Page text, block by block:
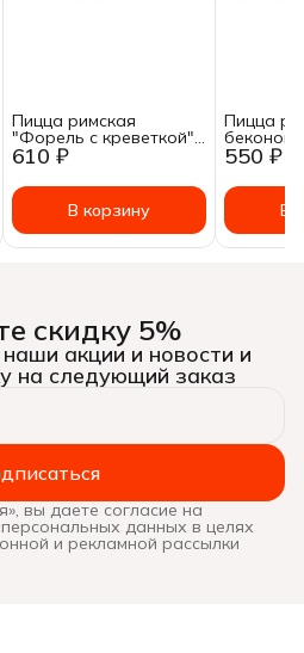
610 ₽
Пицца римская
"Форель с креветкой"
в соусе Манго (сердце),
В корзину
550 ₽
Пицца
беконом
сладким
440г В
скидку 5%
акции и новости и
на следующий заказ
вы даете согласие на
данных в целях
и рекламной рассылки